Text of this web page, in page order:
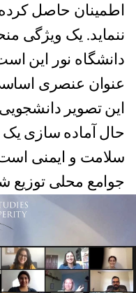
اطمینان حاصل
ننماید. یک ویژگی
دانشگاه نور این
عنوان عنصری
این تصویر
حال آماده سازی
سلامت و ایمنی است
جوامع محلی توزیع